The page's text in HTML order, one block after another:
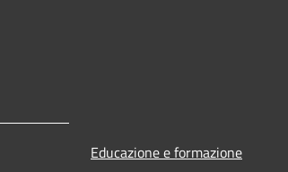
Educazione e formazione